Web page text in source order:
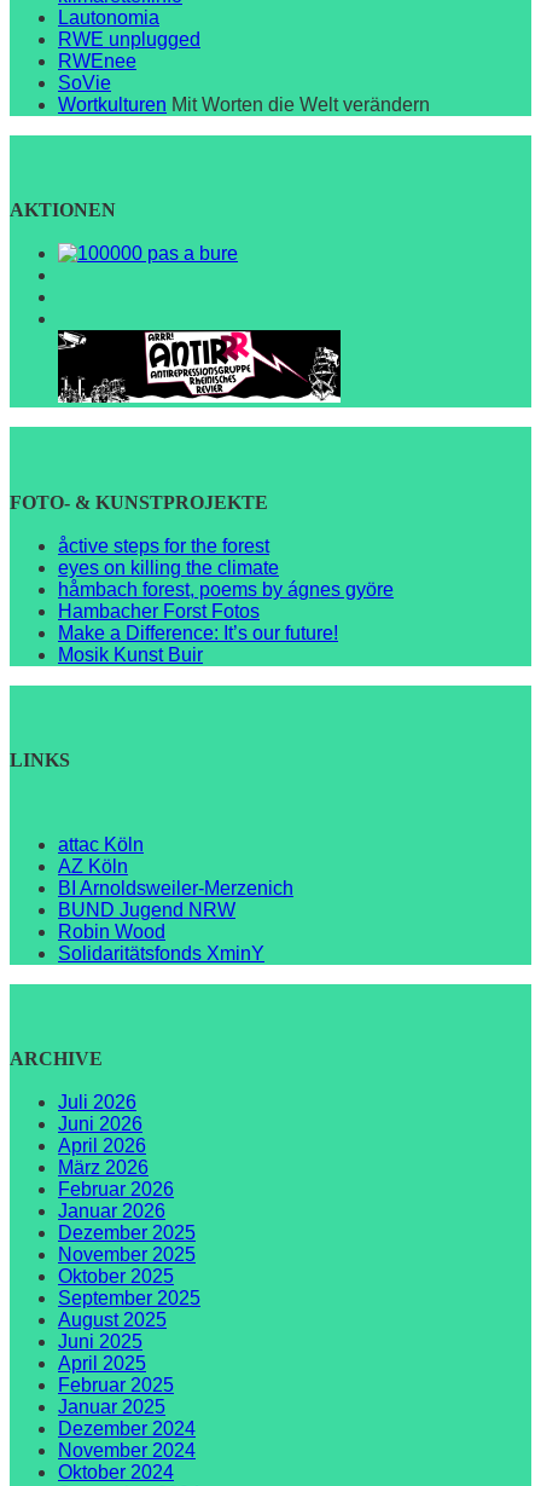
Lautonomia
RWE unplugged
RWEnee
SoVie
Wortkulturen Mit Worten die Welt verändern
AKTIONEN
FOTO- & KUNSTPROJEKTE
åctive steps for the forest
eyes on killing the climate
håmbach forest, poems by ágnes györe
Hambacher Forst Fotos
Make a Difference: It’s our future!
Mosik Kunst Buir
LINKS
attac Köln
AZ Köln
BI Arnoldsweiler-Merzenich
BUND Jugend NRW
Robin Wood
Solidaritätsfonds XminY
ARCHIVE
Juli 2026
Juni 2026
April 2026
März 2026
Februar 2026
Januar 2026
Dezember 2025
November 2025
Oktober 2025
September 2025
August 2025
Juni 2025
April 2025
Februar 2025
Januar 2025
Dezember 2024
November 2024
Oktober 2024